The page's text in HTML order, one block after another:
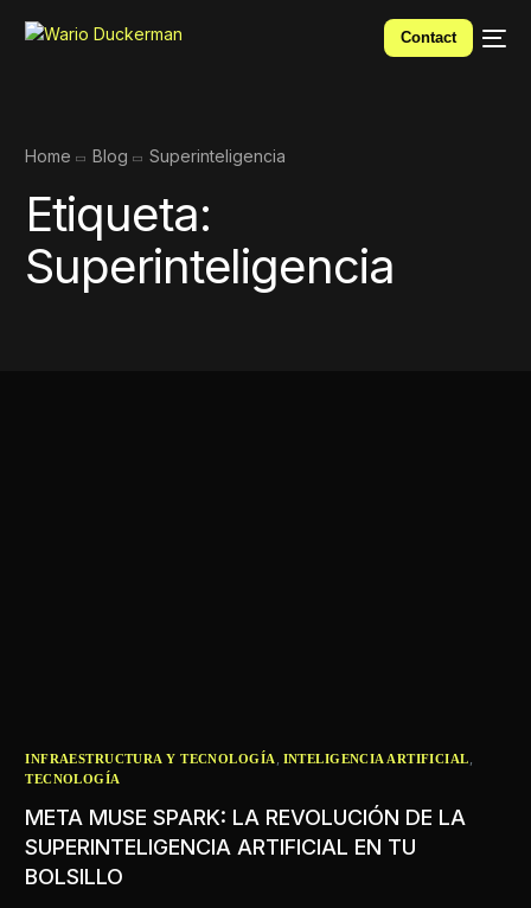
Contact
Home Blog Superinteligencia
Etiqueta:
Superinteligencia
INFRAESTRUCTURA Y TECNOLOGÍA , INTELIGENCIA ARTIFICIAL,
TECNOLOGÍA
META MUSE SPARK: LA REVOLUCIÓN DE LA
SUPERINTELIGENCIA ARTIFICIAL EN TU
BOLSILLO